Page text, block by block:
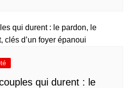
qui durent : le